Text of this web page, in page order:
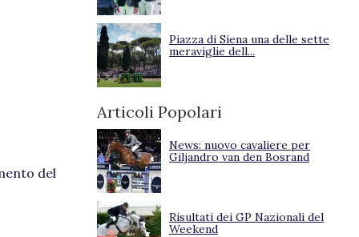
del
Piazza di Siena una delle sette
meraviglie dell...
Articoli Popolari
News: nuovo cavaliere per
Giljandro van den Bosrand
Risultati dei GP Nazionali del
Weekend